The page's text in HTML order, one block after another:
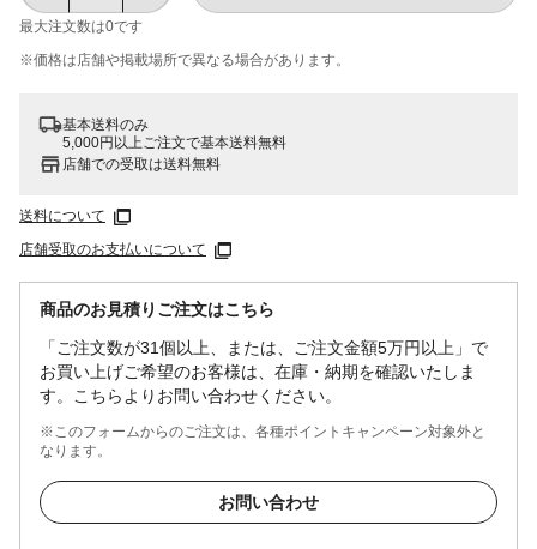
最大注文数は0です
※価格は​店舗や​掲載場所で​異なる​場合が​あります。
基本送料のみ
5,000円以上ご注文で基本送料無料
店舗での受取は送料無料
送料について
店舗受取のお支払いについて
商品のお見積りご注文はこちら
「ご注文数が31個以上、または、ご注文金額5万円以上」で
お買い上げご希望のお客様は、在庫・納期を確認いたしま
す。こちらよりお問い合わせください。
※このフォームからのご注文は、各種ポイントキャンペーン対象外と
なります。
お問い合わせ